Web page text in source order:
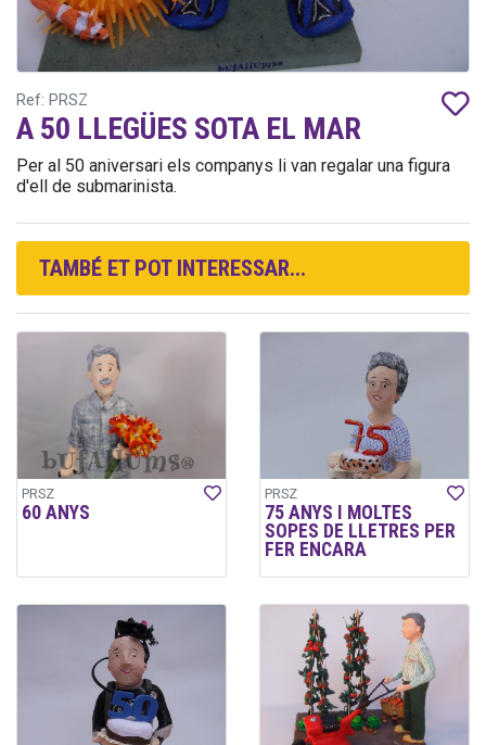
Ref: PRSZ
A 50 LLEGÜES SOTA EL MAR
Per al 50 aniversari els companys li van regalar una figura
d'ell de submarinista.
TAMBÉ ET POT INTERESSAR...
PRSZ
60 ANYS
PRSZ
75 ANYS I MOLTES
SOPES DE LLETRES PER
FER ENCARA